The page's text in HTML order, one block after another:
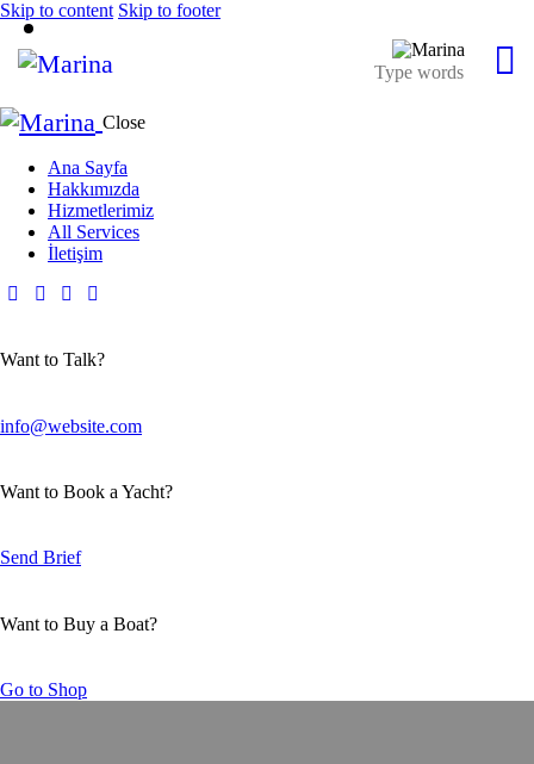
Skip to content Skip to footer
Close
Ana Sayfa
Hakkımızda
Hizmetlerimiz
All Services
İletişim
Want to Talk?
info@website.com
Want to Book a Yacht?
Send Brief
Want to Buy a Boat?
Go to Shop